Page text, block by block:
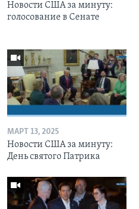
Новости США за минуту:
голосование в Сенате
МАРТ 13, 2025
Новости США за минуту:
День святого Патрика